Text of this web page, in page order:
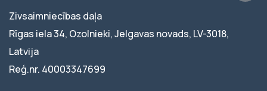
Zivsaimniecības daļa
Rīgas iela 34, Ozolnieki, Jelgavas novads, LV-3018,
Latvija
Reģ.nr. 40003347699